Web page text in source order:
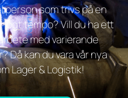
person som trivs på en
tempo? Vill du ha ett
med varierande
Då kan du vara vår nya
Lager & Logistik!